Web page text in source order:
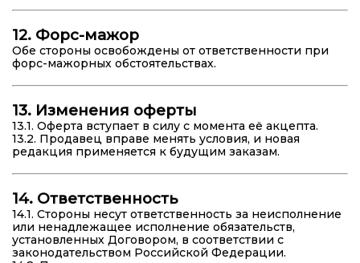
12. Форс-мажор
Обе стороны освобождены от ответственности при
форс-мажорных обстоятельствах.
13. Изменения оферты
13.1. Оферта вступает в силу с момента её акцепта.
13.2. Продавец вправе менять условия, и новая
редакция применяется к будущим заказам.
14. Ответственность
14.1. Стороны несут ответственность за неисполнение
или ненадлежащее исполнение обязательств,
установленных Договором, в соответствии с
законодательством Российской Федерации.